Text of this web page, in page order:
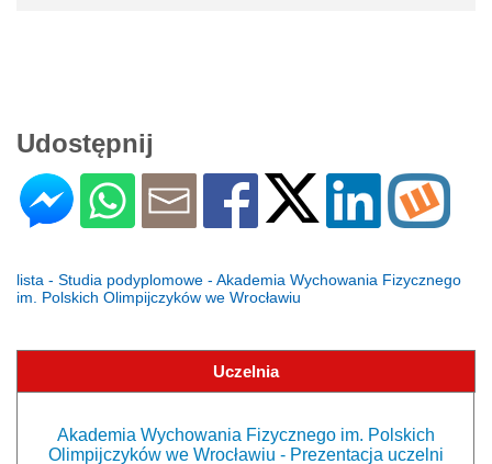
Udostępnij
lista - Studia podyplomowe - Akademia Wychowania Fizycznego
im. Polskich Olimpijczyków we Wrocławiu
Uczelnia
Akademia Wychowania Fizycznego im. Polskich
Olimpijczyków we Wrocławiu - Prezentacja uczelni